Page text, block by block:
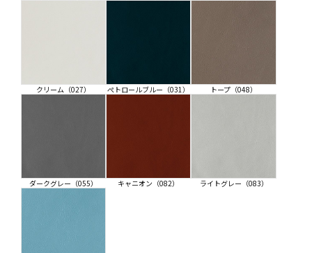
クリーム（027） ぺトロールブルー（031） トープ（048）
ダークグレー（055） キャニオン（082） ライトグレー（083）